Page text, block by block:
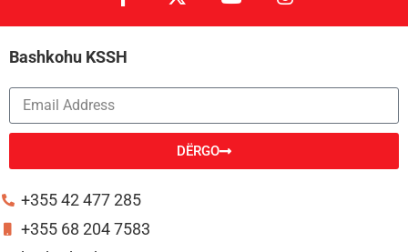
Bashkohu KSSH
DËRGO
+355 42 477 285
+355 68 204 7583